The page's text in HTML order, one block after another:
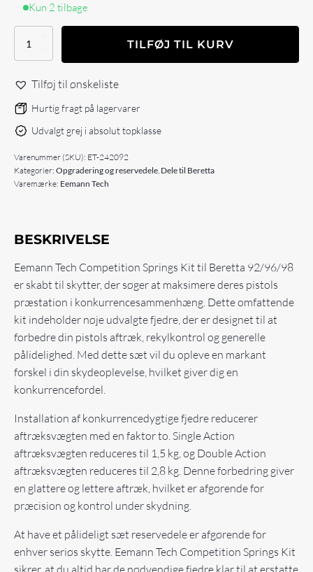
Kun 2 tilbage
Eemann
Springs
Kit
for
Beretta
92/96/98
TILFØJ TIL KURV
Tilføj til ønskeliste
Hurtig fragt på lagervarer
Udvalgt grej i absolut topklasse
Varenummer (SKU): ET-242092
Kategorier: Opgradering og reservedele, Dele til Beretta
Varemærke: Eemann Tech
BESKRIVELSE
Eemann Tech Competition Springs Kit til Beretta 92/96/98
er skabt til skytter, der søger at maksimere deres pistols
præstation i konkurrencesammenhæng. Dette omfattende
kit indeholder nøje udvalgte fjedre, der er designet til at
forbedre din pistols aftræk, rekylkontrol og generelle
pålidelighed. Med dette sæt vil du opleve en markant
forskel i din skydeoplevelse, hvilket giver dig en
konkurrencefordel.
Installation af konkurrencedygtige fjedre reducerer
aftræksvægten med en faktor to. Single Action
aftræksvægten reduceres til 1,5 kg, og Double Action
aftræksvægten reduceres til 2,8 kg. Denne forbedring giver
en glattere og lettere aftræk, hvilket er afgørende for
præcision og kontrol under skydning.
At have et pålideligt sæt reservedele er afgørende for
enhver seriøs skytte. Eemann Tech Competition Springs Kit